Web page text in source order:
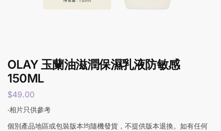
OLAY 玉蘭油滋潤保濕乳液防敏感
150ML
$49.00
‧相片只供參考
個別產品地區或包裝版本均隨機發貨，不提供版本退換。如有任何